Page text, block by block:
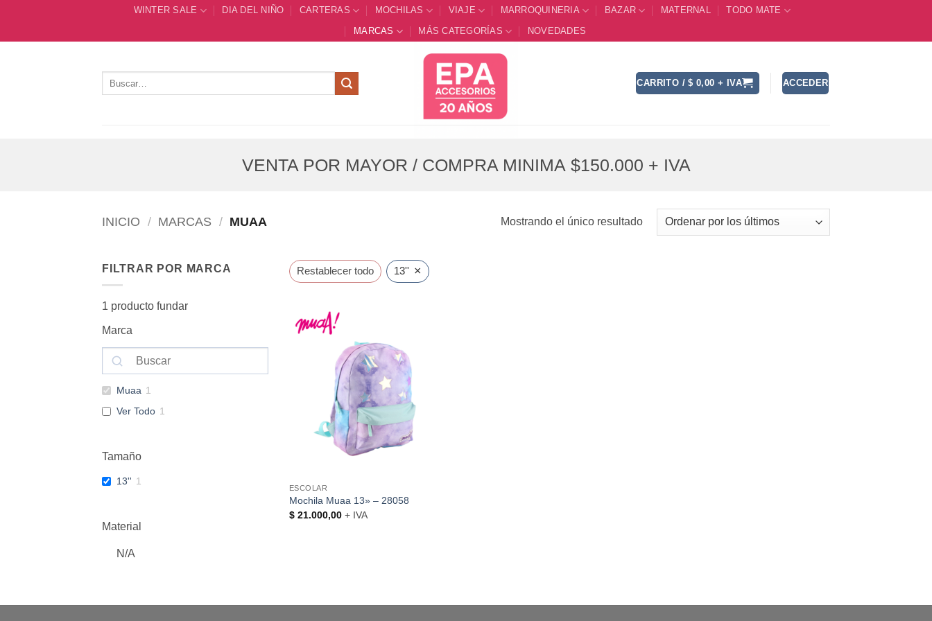
contenido
WINTER SALE DIA DEL NIÑO CARTERAS MOCHILAS VIAJE MARROQUINERIA BAZAR MATERNAL
TODO MATE
MARCAS
MÁS CATEGORÍAS NOVEDADES
CARRITO /$ 0,00 + IVA ACCEDER
VENTA POR MAYOR / COMPRA MINIMA $150.000 + IVA
INICIO / MARCAS / MUAA Mostrando el único resultado
FILTRAR POR MARCA
1 producto fundar
Marca
Muaa 1
Ver Todo 1
Tamaño
13'' 1
Material
N/A
Restablecer todo 13'' ×
ESCOLAR
Mochila Muaa 13» – 28058
$21.000,00+ IVA